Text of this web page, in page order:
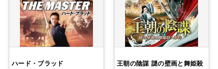
ハード・ブラッド
王朝の陰謀 謎の壁画と舞姫殺